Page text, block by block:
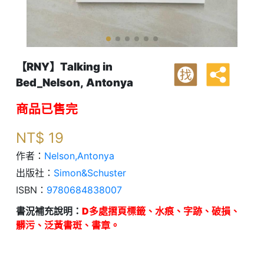
【RNY】Talking in
Bed_Nelson, Antonya
找
商品已售完
NT$ 19
作者： Nelson,Antonya
出版社： Simon&Schuster
ISBN： 9780684838007
書況補充說明： D多處摺頁標籤、水痕、字跡、破損、
髒污、泛黃書斑、書章。